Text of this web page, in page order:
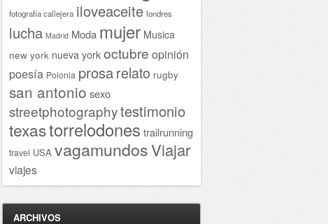
fotografía callejera iloveaceite londres
lucha Madrid Moda mujer Musica
new york nueva york octubre opinión
poesía Polonia prosarelato rugby
san antonio sexo
streetphotographytestimonio
texastorrelodones trailrunning
travel USA vagamundosViajar
viajes
ARCHIVOS